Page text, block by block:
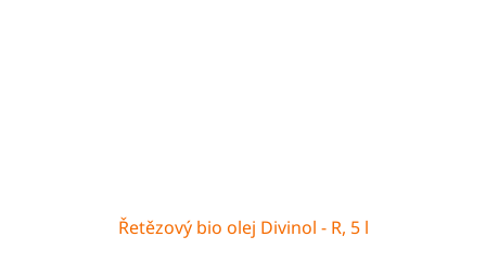
Řetězový bio olej Divinol - R, 5 l